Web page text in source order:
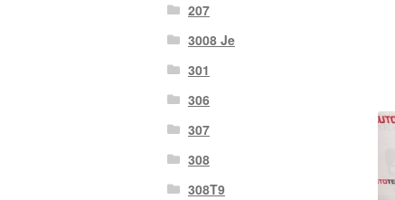
207
3008 Je
301
306
307
308
308T9